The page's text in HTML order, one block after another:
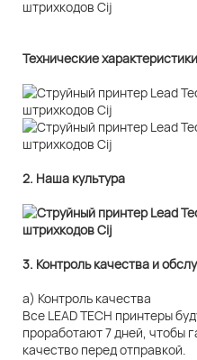
Технические характеристики
2. Наша культура
3. Контроль качества и
а) Контроль качества
Все LEAD TECH принтеры
проработают 7 дней, чтобы
качество перед отправкой.